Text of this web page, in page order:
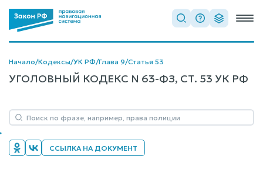
Начало/Кодексы/УК РФ/Глава 9/Статья 53
УГОЛОВНЫЙ КОДЕКС N 63-ФЗ, СТ. 53 УК РФ
ССЫЛКА НА ДОКУМЕНТ